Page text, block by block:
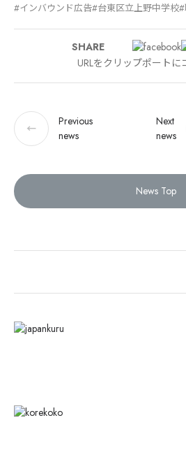
インバウンド広告 台東区立上野中学校
SHARE
URLをクリップポートに
←
Previous
news
News Top
Next
news